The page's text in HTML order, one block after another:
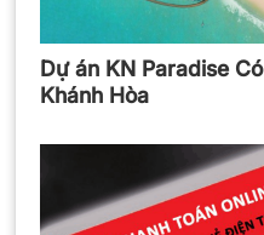
Dự án KN Paradise
Khánh Hòa